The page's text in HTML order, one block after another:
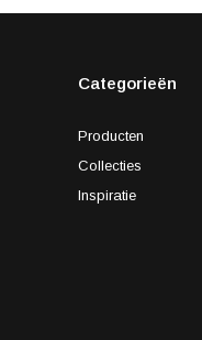
Categorieën
Producten
Collecties
Inspiratie